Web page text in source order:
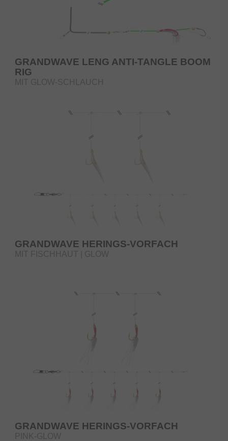
GRANDWAVE LENG ANTI-TANGLE BOOM
RIG
MIT GLOW-SCHLAUCH
GRANDWAVE HERINGS-VORFACH
MIT FISCHHAUT | GLOW
GRANDWAVE HERINGS-VORFACH
PINK-GLOW